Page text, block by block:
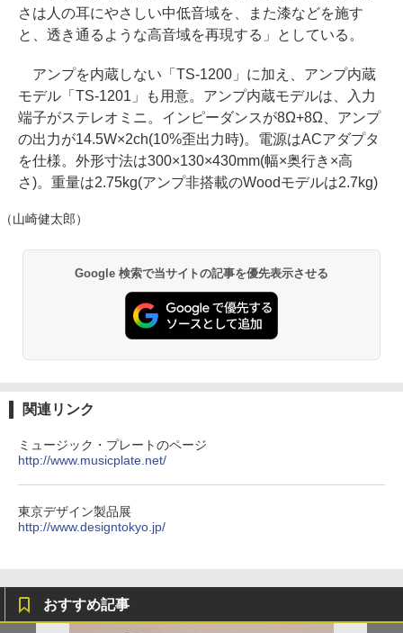
さは人の耳にやさしい中低音域を、また漆などを施す
と、透き通るような高音域を再現する」としている。
アンプを内蔵しない「TS-1200」に加え、アンプ内蔵
モデル「TS-1201」も用意。アンプ内蔵モデルは、入力
端子がステレオミニ。インピーダンスが8Ω+8Ω、アンプ
の出力が14.5W×2ch(10%歪出力時)。電源はACアダプタ
を仕様。外形寸法は300×130×430mm(幅×奥行き×高
さ)。重量は2.75kg(アンプ非搭載のWoodモデルは2.7kg)
（山崎健太郎）
Google 検索で当サイトの記事を優先表示させる
関連リンク
ミュージック・プレートのページ
http://www.musicplate.net/
東京デザイン製品展
http://www.designtokyo.jp/
おすすめ記事